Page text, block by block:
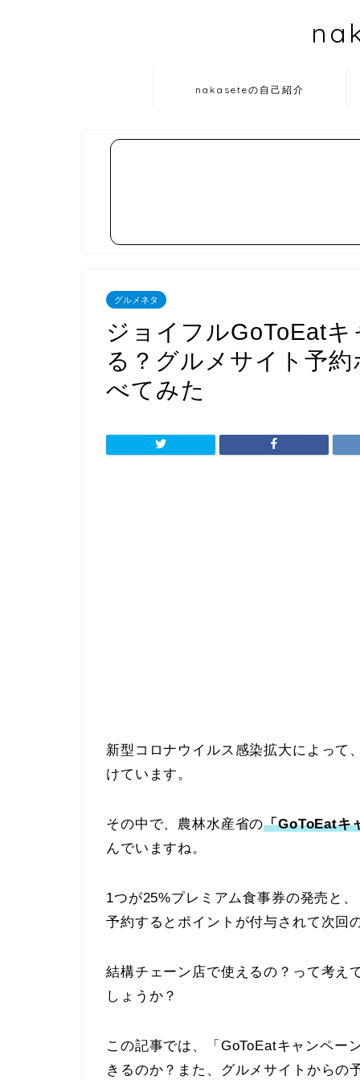
nakaseteの自己紹介
グルメネタ
ジョイフルGoToEat
る？グルメサイト予
べてみた
新型コロナウイルス感染拡大によって
けています。
その中で、農林水産省の「GoToEatキ
んでいますね。
1つが25%プレミアム食事券の発売と
予約するとポイントが付与されて次回
結構チェーン店で使えるの？って考え
しょうか？
この記事では、「GoToEatキャンペー
きるのか？また、グルメサイトからの